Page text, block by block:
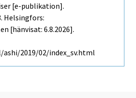
[e-publikation].
Helsingfors:
[hänvisat: 6.8.2026].
2019/02/index_sv.html